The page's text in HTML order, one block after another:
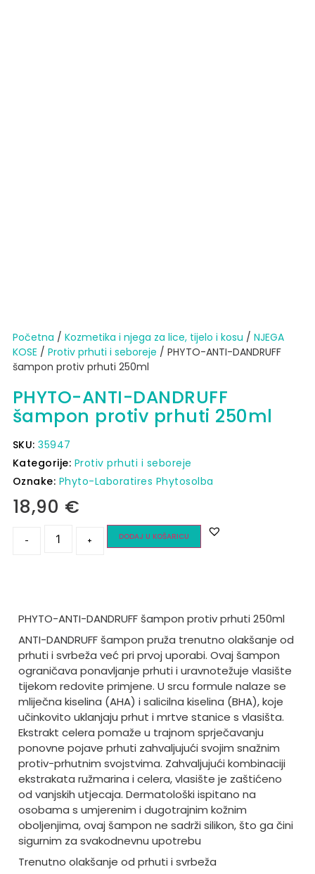
Početna / Kozmetika i njega za lice, tijelo i kosu / NJEGA
KOSE / Protiv prhuti i seboreje / PHYTO-ANTI-DANDRUFF
šampon protiv prhuti 250ml
PHYTO-ANTI-DANDRUFF
šampon protiv prhuti 250ml
SKU:35947
Kategorije: Protiv prhuti i seboreje
Oznake: Phyto-Laboratires Phytosolba
18,90 €
- + DODAJ U KOŠARICU
PHYTO-ANTI-DANDRUFF šampon protiv prhuti 250ml
ANTI-DANDRUFF šampon pruža trenutno olakšanje od
prhuti i svrbeža već pri prvoj uporabi. Ovaj šampon
ograničava ponavljanje prhuti i uravnotežuje vlasište
tijekom redovite primjene. U srcu formule nalaze se
mliječna kiselina (AHA) i salicilna kiselina (BHA), koje
učinkovito uklanjaju prhut i mrtve stanice s vlasišta.
Ekstrakt celera pomaže u trajnom sprječavanju
ponovne pojave prhuti zahvaljujući svojim snažnim
protiv-prhutnim svojstvima. Zahvaljujući kombinaciji
ekstrakata ružmarina i celera, vlasište je zaštićeno
od vanjskih utjecaja. Dermatološki ispitano na
osobama s umjerenim i dugotrajnim kožnim
oboljenjima, ovaj šampon ne sadrži silikon, što ga čini
sigurnim za svakodnevnu upotrebu
Trenutno olakšanje od prhuti i svrbeža